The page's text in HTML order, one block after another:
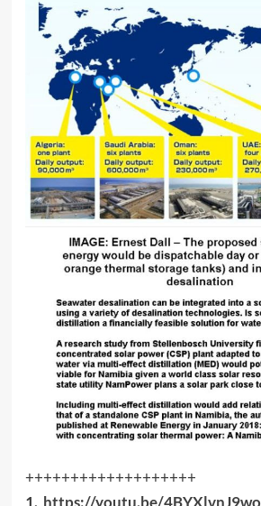
+++++++++++++++++++
1. https://youtu.be/4BYXlvnJ9wo